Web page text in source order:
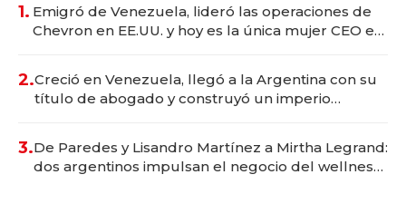
1. Emigró de Venezuela, lideró las operaciones de
Chevron en EE.UU. y hoy es la única mujer CEO en
2.Creció en Venezuela, llegó a la Argentina con su
título de abogado y construyó un imperio
3.De Paredes y Lisandro Martínez a Mirtha Legrand:
dos argentinos impulsan el negocio del wellness